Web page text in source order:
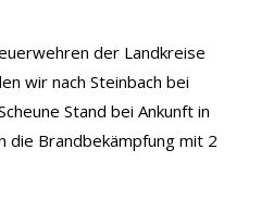
der Landkreise
wir nach Steinbach bei
Stand bei Ankunft in
die Brandbekämpfung mit 2